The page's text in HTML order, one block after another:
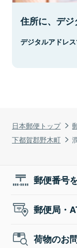
日本郵便トップ
下都賀郡野木町
住所に、デジ
デジタルアドレ
郵便番号
郵便局・
荷物のお